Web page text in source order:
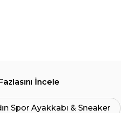
İncele
Spor Ayakkabı & Sneaker